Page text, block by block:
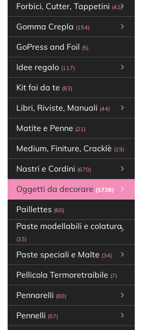
Forbici, Cutter, Tappetini (42)
Gomma Crepla (154)
GoPress and Foil (5)
Idee regalo (117)
Kit fai da te (83)
Libri, Riviste, Manuali (44)
Matite e Penne (21)
Medium, Finiture, Cracklè (19)
Nastri e Cordini (670)
Oggetti da decorare (1736)
Paillettes (60)
Paste modellabili e colatura
(33)
Paste speciali e Malte (34)
Pellicola Termoretraibile (7)
Pennarelli (80)
Pennelli (57)